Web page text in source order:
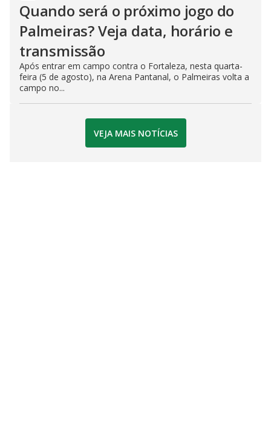
Quando será o próximo jogo do
Palmeiras? Veja data, horário e
transmissão
Após entrar em campo contra o Fortaleza, nesta quarta-
feira (5 de agosto), na Arena Pantanal, o Palmeiras volta a
campo no...
VEJA MAIS NOTÍCIAS